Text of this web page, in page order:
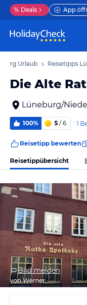
% Deals App
Urlaub Reisetipps
Die Alte
Lüneburg/
100% 5 / 6 1
Reisetipp bewerten
Reisetippübersicht
Bild melden
von Werner